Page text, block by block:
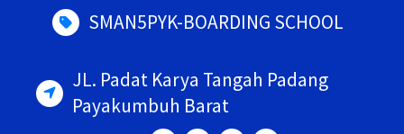
SMAN5PYK-BOARDING SCHOOL
JL. Padat Karya Tangah Padang
Payakumbuh Barat